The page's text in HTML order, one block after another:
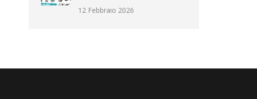
12 Febbraio 2026